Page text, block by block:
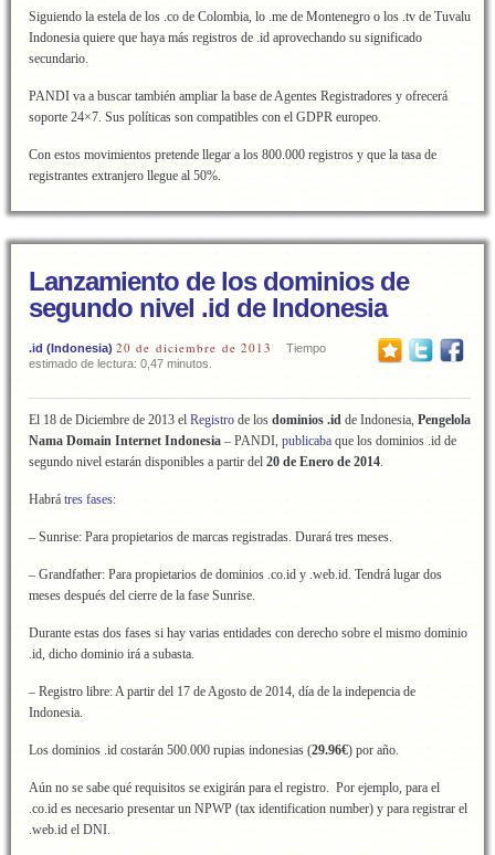
Siguiendo la estela de los .co de Colombia, lo .me de Montenegro o los .tv de Tuvalu
Indonesia quiere que haya más registros de .id aprovechando su significado
secundario.
PANDI va a buscar también ampliar la base de Agentes Registradores y ofrecerá
soporte 24×7. Sus políticas son compatibles con el GDPR europeo.
Con estos movimientos pretende llegar a los 800.000 registros y que la tasa de
registrantes extranjero llegue al 50%.
Lanzamiento de los dominios de
segundo nivel .id de Indonesia
.id (Indonesia) 20 de diciembre de 2013
Tiempo
estimado de lectura: 0,47 minutos.
El 18 de Diciembre de 2013 el Registro de los dominios .id de Indonesia, Pengelola
Nama Domain Internet Indonesia – PANDI, publicaba que los dominios .id de
segundo nivel estarán disponibles a partir del 20 de Enero de 2014.
Habrá tres fases:
– Sunrise: Para propietarios de marcas registradas. Durará tres meses.
– Grandfather: Para propietarios de dominios .co.id y .web.id. Tendrá lugar dos
meses después del cierre de la fase Sunrise.
Durante estas dos fases si hay varias entidades con derecho sobre el mismo dominio
.id, dicho dominio irá a subasta.
– Registro libre: A partir del 17 de Agosto de 2014, día de la indepencia de
Indonesia.
Los dominios .id costarán 500.000 rupias indonesias (29.96€) por año.
Aún no se sabe qué requisitos se exigirán para el registro. Por ejemplo, para el
.co.id es necesario presentar un NPWP (tax identification number) y para registrar el
.web.id el DNI.